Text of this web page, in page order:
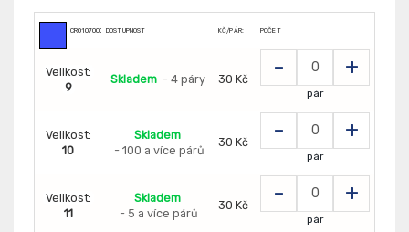
CR0107000799DOSTUPNOST KČ/PÁR: POČET
Velikost:
9
Skladem - 4 páry 30 Kč - +
pár
Velikost:
10
Skladem
- 100 a více párů
30 Kč - +
pár
Velikost:
11
Skladem
- 5 a více párů
30 Kč - +
pár